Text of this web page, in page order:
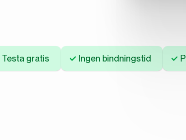
Testa gratis Ingen bindningstid